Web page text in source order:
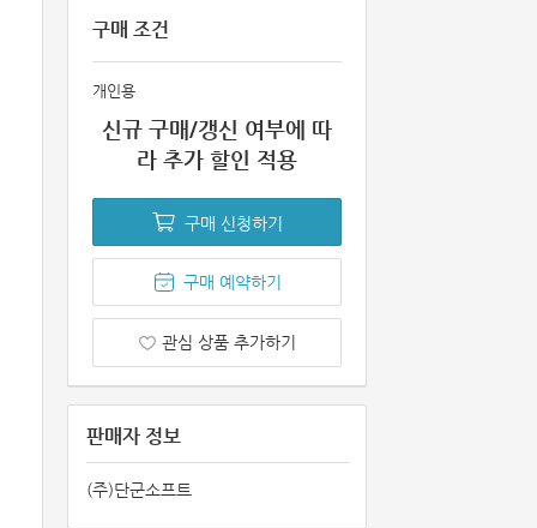
구매 조건
개인용
신규 구매/갱신 여부에 따
라 추가 할인 적용
구매 신청하기
구매 예약하기
관심 상품 추가하기
판매자 정보
(주)단군소프트